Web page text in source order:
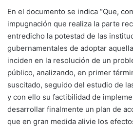
En el documento se indica “Que,
impugnación que realiza la parte
entredicho la potestad de las
gubernamentales de adoptar
inciden en la resolución de un
público, analizando, en primer
suscitado, seguido del estudio de
y con ello su factibilidad de
desarrollar finalmente un plan de
que en gran medida alivie los